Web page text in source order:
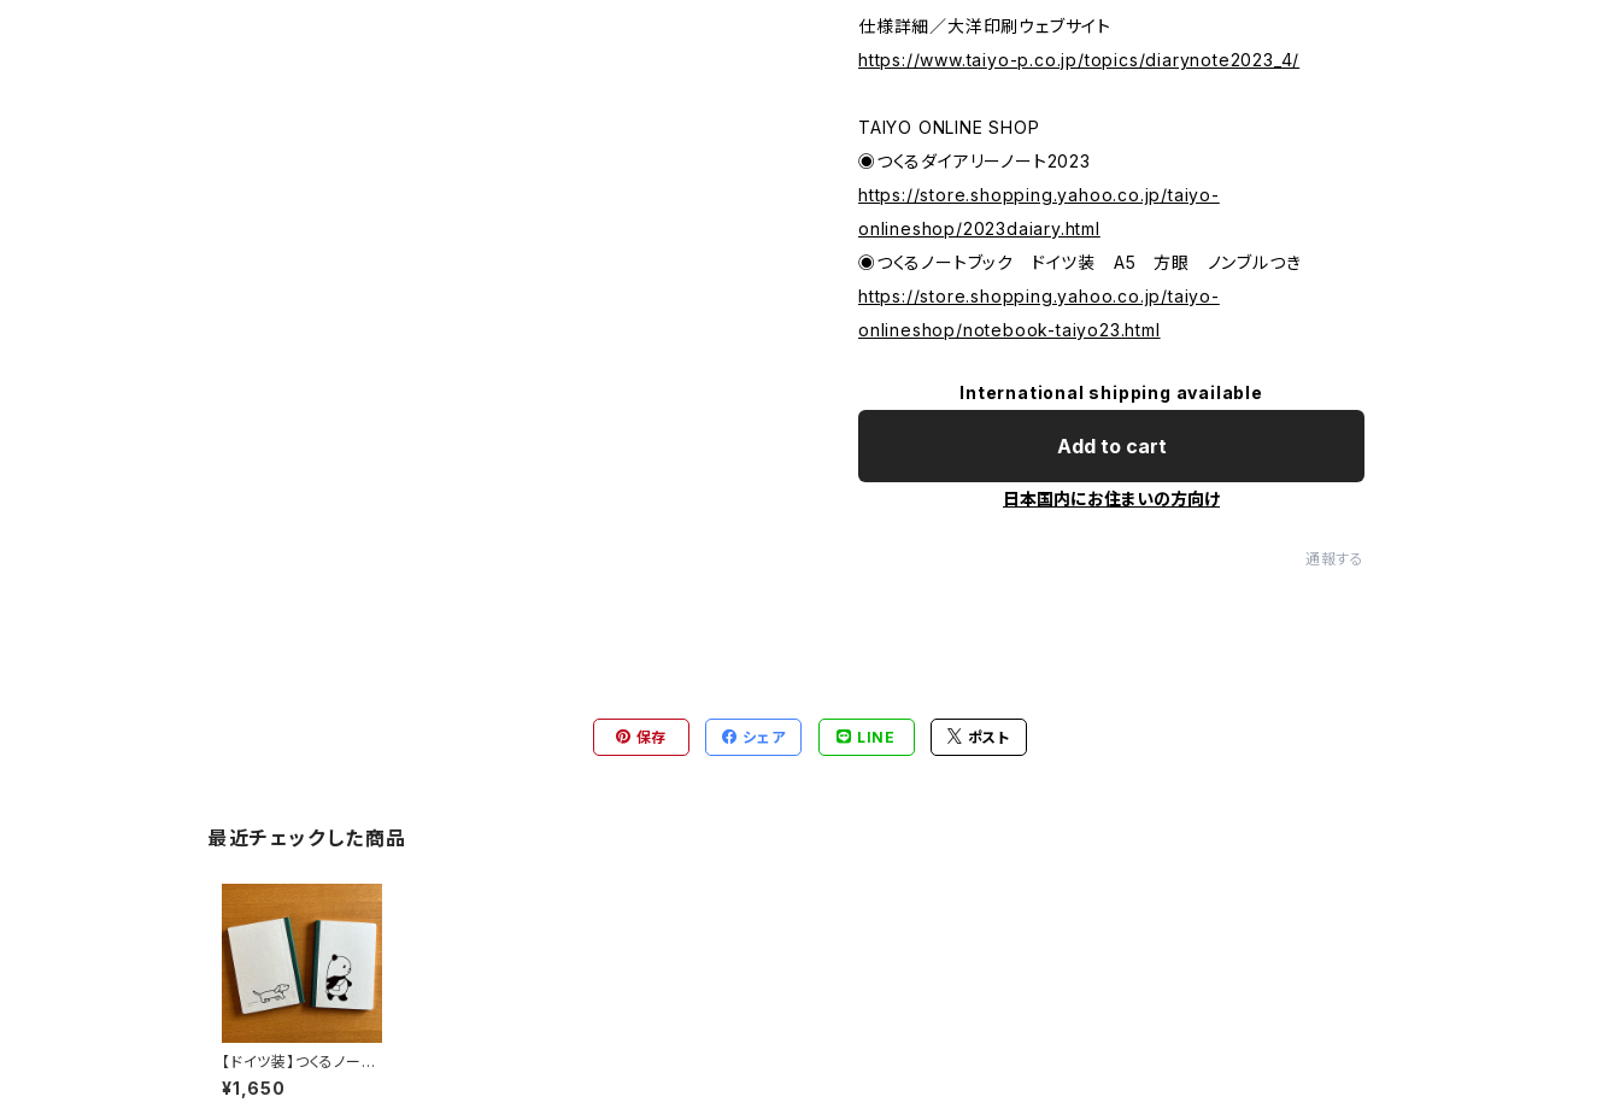
仕様詳細／大洋印刷ウェブサイト
https://www.taiyo-p.co.jp/topics/diarynote2023_4/
TAIYO ONLINE SHOP
◉つくるダイアリーノート2023
https://store.shopping.yahoo.co.jp/taiyo-
onlineshop/2023daiary.html
◉つくるノートブック ドイツ装 A5 方眼 ノンブルつき
https://store.shopping.yahoo.co.jp/taiyo-
onlineshop/notebook-taiyo23.html
International shipping available
Add to cart
日本国内にお住まいの方向け
通報する
保存 シェア LINE ポスト
最近チェックした商品
【ドイツ装】つくるノート
ブック パンダのどすん
¥1,650